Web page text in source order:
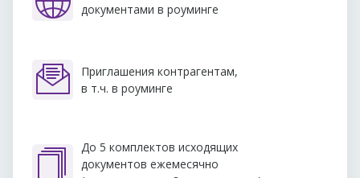
документами в роуминге
Приглашения контрагентам,
в т.ч. в роуминге
До 5 комплектов исходящих
документов ежемесячно